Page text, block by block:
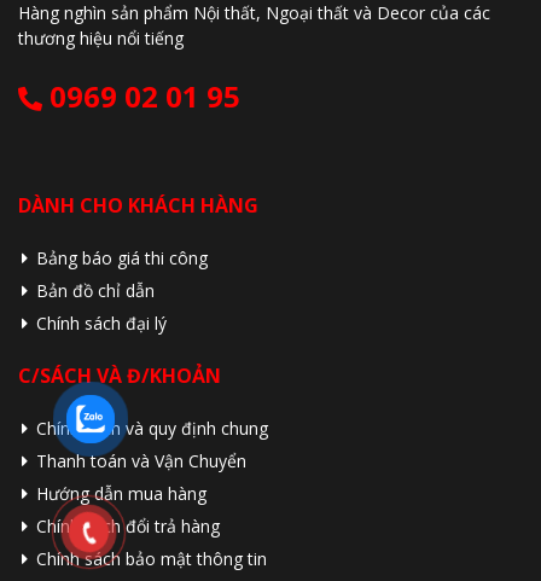
Hàng nghìn sản phẩm Nội thất, Ngoại thất và Decor của các
thương hiệu nổi tiếng
0969 02 01 95
DÀNH CHO KHÁCH HÀNG
Bảng báo giá thi công
Bản đồ chỉ dẫn
Chính sách đại lý
C/SÁCH VÀ Đ/KHOẢN
Chính sách và quy định chung
Thanh toán và Vận Chuyển
Hướng dẫn mua hàng
Chính sách đổi trả hàng
Chính sách bảo mật thông tin